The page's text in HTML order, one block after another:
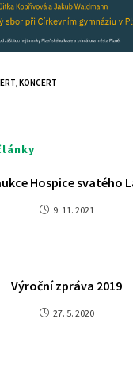
,KONCERT
Hospice svatého
9. 11. 2021
Výroční zpráva 2019
27. 5. 2020